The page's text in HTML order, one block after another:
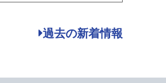
過去の新着情報